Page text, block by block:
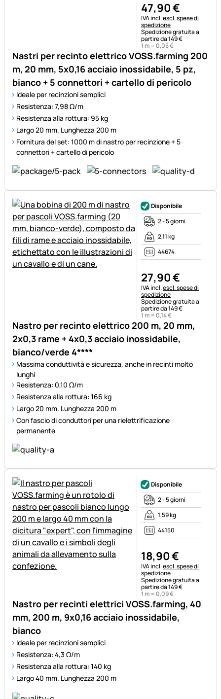
Nastri per recinto elettrico VOSS.farming 200
m, 20 mm, 5x0,16 acciaio inossidabile, 5 pz,
bianco + 5 connettori + cartello di pericolo
Ideale per recinzioni semplici
Resistenza: 7,98 Ω/m
Resistenza alla rottura: 95 kg
Largo 20 mm. Lunghezza 200 m
Fornitura del set: 1000 m di nastro per recinzione + 5
connettori + cartello di pericolo
47,90€
Informazioni fiscali:
IVA incl.escl. spese di
spedizione
Spedizione gratuita a
partire da 149 €
1 m = 0,05€
Nastro per recinto elettrico 200 m, 20 mm,
2x0,3 rame + 4x0,3 acciaio inossidabile,
bianco/verde 4****
Massima conduttività e sicurezza, anche in recinti molto
lunghi
Resistenza: 0,10 Ω/m
Resistenza alla rottura: 166 kg
Largo 20 mm. Lunghezza 200 m
Con fascio di conduttori per una rielettrificazione
permanente
Disponibile
2 - 5 giorni
2,11 kg
44674
27,90€
Informazioni fiscali:
IVA incl.escl. spese di
spedizione
Spedizione gratuita a
partire da 149 €
1 m = 0,14€
Nastro per recinti elettrici VOSS.farming, 40
mm, 200 m, 9x0,16 acciaio inossidabile,
bianco
Ideale per recinzioni semplici
Resistenza: 4,3 Ω/m
Resistenza alla rottura: 140 kg
Largo 40 mm. Lunghezza 200 m
Disponibile
2 - 5 giorni
1,59 kg
44150
18,90€
Informazioni fiscali:
IVA incl.escl. spese di
spedizione
Spedizione gratuita a
partire da 149 €
1 m = 0,09€